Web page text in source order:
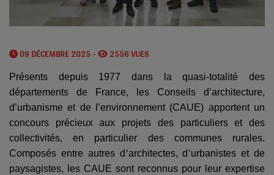
09 DÉCEMBRE 2025 - 2556 VUES
Présents depuis 1977 dans la quasi-totalité des
départements de France, les Conseils d’architecture,
d’urbanisme et de l’environnement (CAUE) apportent un
concours précieux aux projets des particuliers et des
collectivités, en particulier des communes rurales.
Composés entre autres d’architectes, d’urbanistes et de
paysagistes, les CAUE sont reconnus pour leur expertise